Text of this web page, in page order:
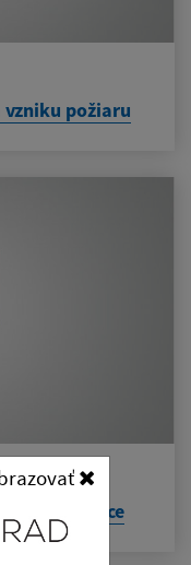
vzniku požiaru
majetku obce